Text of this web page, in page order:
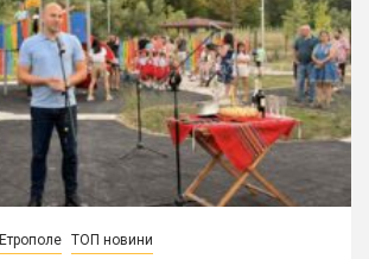
Етрополе ТОП новини